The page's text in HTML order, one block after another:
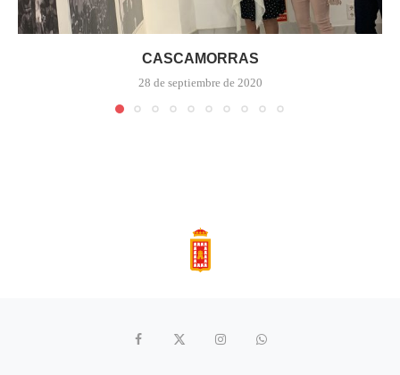
CASCAMORRAS
28 de septiembre de 2020